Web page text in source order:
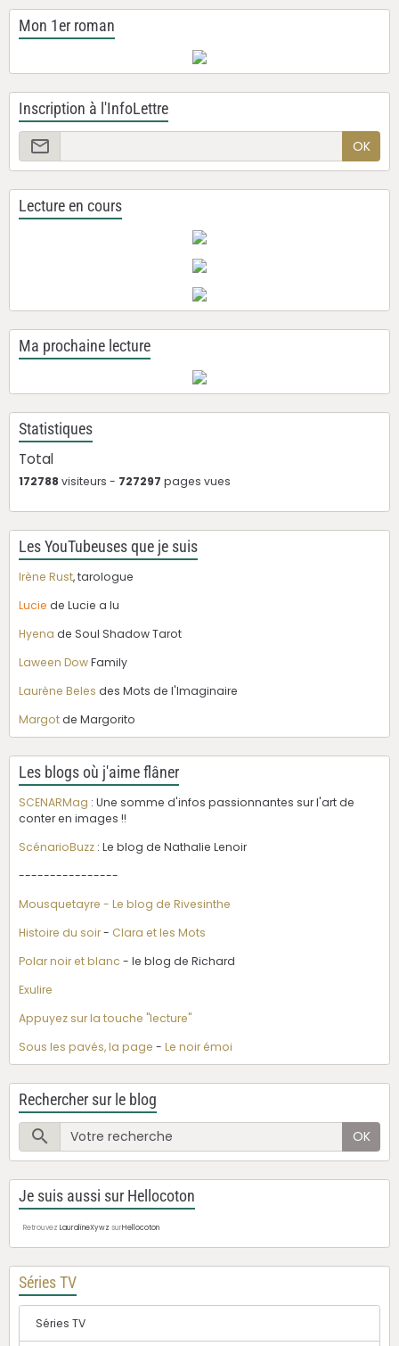
Mon 1er roman
Inscription à l'InfoLettre
OK
Lecture en cours
Ma prochaine lecture
Statistiques
Total
172788 visiteurs - 727297 pages vues
Les YouTubeuses que je suis
Irène Rust, tarologue
Lucie de Lucie a lu
Hyena de Soul Shadow Tarot
Laween DowFamily
Laurène Beles des Mots de l'Imaginaire
Margotde Margorito
Les blogs où j'aime flâner
SCENARMag : Une somme d'infos passionnantes sur l'art de
conter en images !!
ScénarioBuzz : Le blog de Nathalie Lenoir
----------------
Mousquetayre - Le blog de Rivesinthe
Histoire du soir- Clara et les Mots
Polar noir et blanc - le blog de Richard
Exulire
Appuyez sur la touche "lecture"
Sous les pavés, la page - Le noir émoi
Rechercher sur le blog
OK
Je suis aussi sur Hellocoton
Retrouvez LauralineXywz surHellocoton
Séries TV
Séries TV